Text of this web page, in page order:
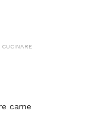
CUCINARE
carne